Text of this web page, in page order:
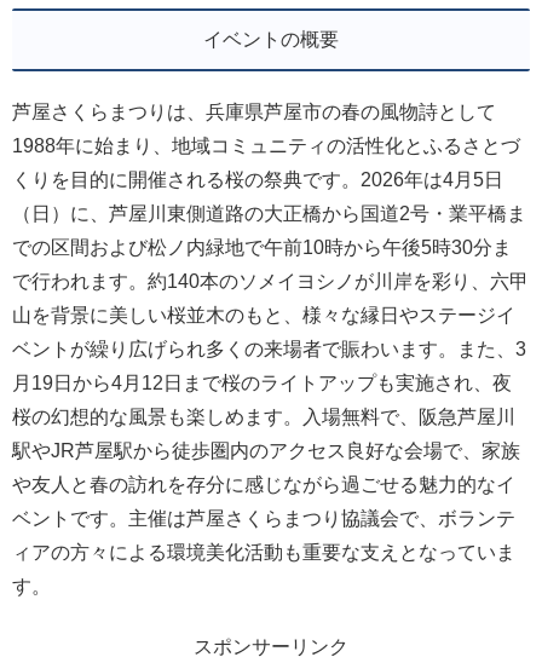
イベントの概要
芦屋さくらまつりは、兵庫県芦屋市の春の風物詩として
1988年に始まり、地域コミュニティの活性化とふるさとづ
くりを目的に開催される桜の祭典です。2026年は4月5日
（日）に、芦屋川東側道路の大正橋から国道2号・業平橋ま
での区間および松ノ内緑地で午前10時から午後5時30分ま
で行われます。約140本のソメイヨシノが川岸を彩り、六甲
山を背景に美しい桜並木のもと、様々な縁日やステージイ
ベントが繰り広げられ多くの来場者で賑わいます。また、3
月19日から4月12日まで桜のライトアップも実施され、夜
桜の幻想的な風景も楽しめます。入場無料で、阪急芦屋川
駅やJR芦屋駅から徒歩圏内のアクセス良好な会場で、家族
や友人と春の訪れを存分に感じながら過ごせる魅力的なイ
ベントです。主催は芦屋さくらまつり協議会で、ボランテ
ィアの方々による環境美化活動も重要な支えとなっていま
す。
スポンサーリンク